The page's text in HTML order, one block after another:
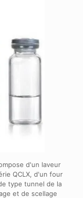
d'un laveur
QCLX, d'un four
type tunnel de la
et de scellage